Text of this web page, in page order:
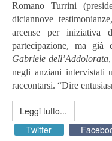
Romano Turrini
diciannove
arcense per iniziativa
partecipazione, ma già
Gabriele dell’Addolorata
negli anziani intervistati
raccontarsi. “Dire
Leggi tutto...
Twitter